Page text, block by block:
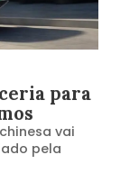
para
vai
pela